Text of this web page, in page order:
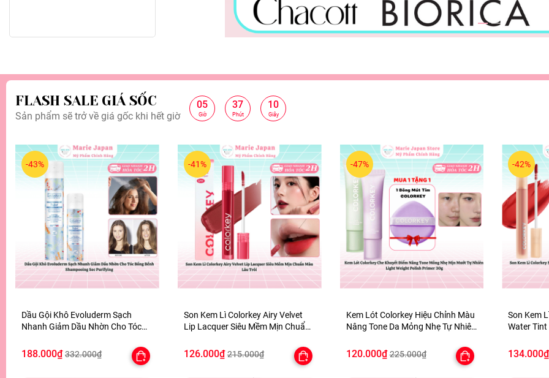
FLASH SALE GIÁ SỐC
Sản phẩm sẽ trở về giá gốc khi hết giờ
05
Giờ
37
Phút
08
Giây
-43%
Dầu Gội Khô Evoluderm Sạch
Nhanh Giảm Dầu Nhờn Cho Tóc
Purifying
188.000₫ 332.000₫
-41%
Son Kem Lì Colorkey Airy Velvet
Lip Lacquer Siêu Mềm Mịn Chuẩn
126.000₫ 215.000₫
-47%
Kem Lót Colorkey Hiệu Chỉnh Màu
Nâng Tone Da Mỏng Nhẹ Tự Nhiên
TẶNG 1 BÔNG MÚT TÍM
120.000₫ 225.000₫
-42%
Son Kem
Water Tint
134.000₫